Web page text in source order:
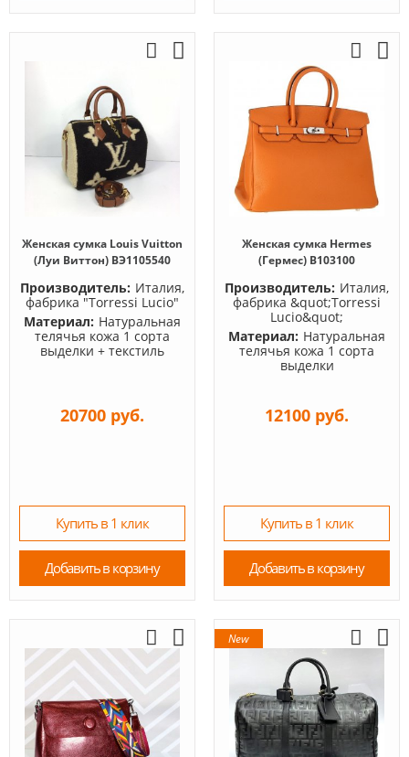
Женская сумка Louis Vuitton
(Луи Виттон) BЭ1105540
Производитель: Италия,
фабрика "Torressi Lucio"
Материал: Натуральная
телячья кожа 1 сорта
выделки + текстиль
20700 руб.
Купить в 1 клик
Добавить в корзину
Женская сумка Hermes
(Гермес) B103100
Производитель: Италия,
фабрика &quot;Torressi
Lucio&quot;
Материал: Натуральная
телячья кожа 1 сорта
выделки
12100 руб.
Купить в 1 клик
Добавить в корзину
New